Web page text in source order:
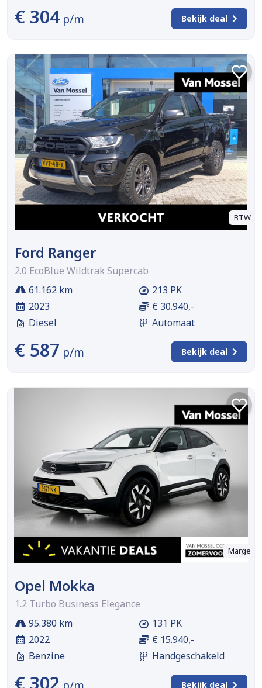
€ 304 p/m Bekijk deal
BTW
Ford Ranger
2.0 EcoBlue Wildtrak Supercab
61.162 km
2023
Diesel
213 PK
€ 30.940,-
Automaat
€ 587 p/m Bekijk deal
Marge
Opel Mokka
1.2 Turbo Business Elegance
95.380 km
2022
Benzine
131 PK
€ 15.940,-
Handgeschakeld
€ 302 Bekijk deal